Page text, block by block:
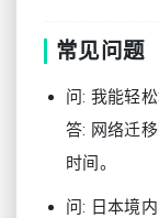
常见问题
问: 我能轻
答: 网络迁
时间。
问: 日本境